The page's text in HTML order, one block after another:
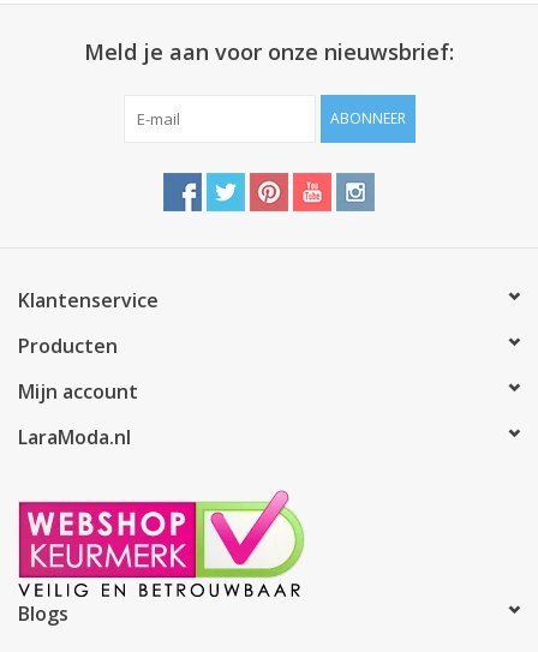
Meld je aan voor onze nieuwsbrief:
ABONNEER
Klantenservice
Producten
Mijn account
LaraModa.nl
Blogs